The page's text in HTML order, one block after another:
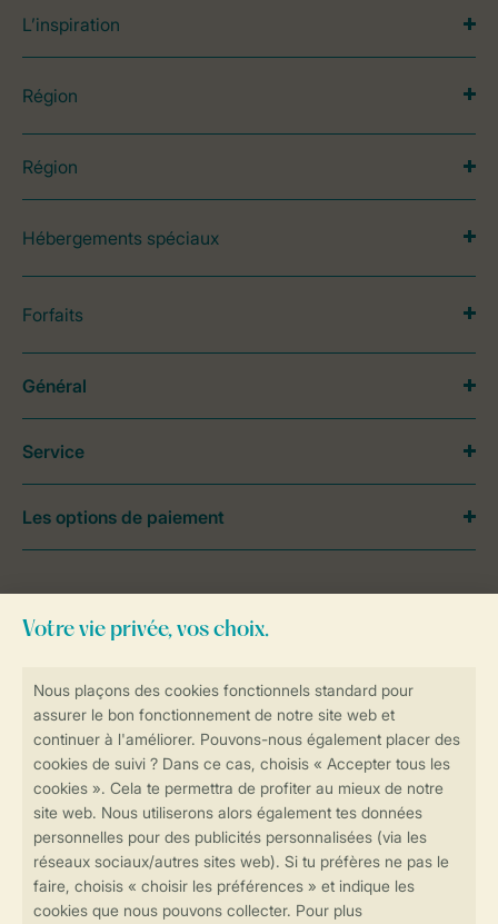
Réservations en ligne rapides et sécurisées
Transmission sécurisée des données
Paiement sécurisé
L’inspiration
Région
Région
Hébergements spéciaux
Forfaits
contactez notreContact Center.
Général
Service
Les options de paiement